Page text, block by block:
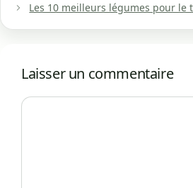
Les 10 meilleurs légumes pour le
Laisser un commentaire
Commentaire